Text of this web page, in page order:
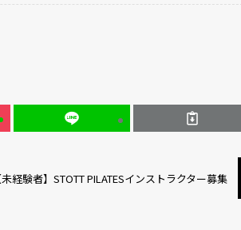
未経験者】STOTT PILATESインストラクター募集